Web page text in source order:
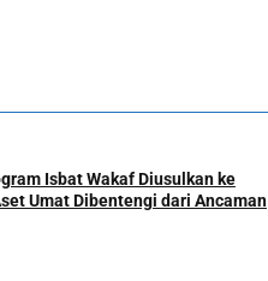
Isbat Wakaf Diusulkan ke
Umat Dibentengi dari Ancaman